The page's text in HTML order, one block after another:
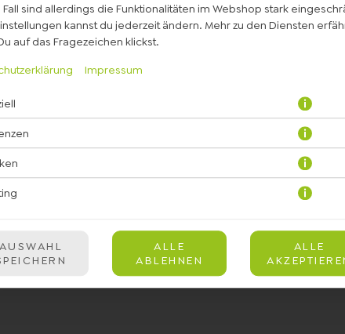
sind allerdings die Funktionalitäten im Webshop stark
kannst du jederzeit ändern. Mehr zu den Diensten
auf das Fragezeichen klickst.
Impressum
AUSWAHL
ALLE
ABLEHNEN
ALLE
Rote Bete, Ananas, Ingwer, Apfel
JETZT BESTELLEN